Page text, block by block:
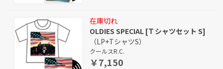
在庫切れ
OLDIES SPECIAL [Ｔシャツセット S]
（LP+TシャツS）
クールスR.C.
￥7,150